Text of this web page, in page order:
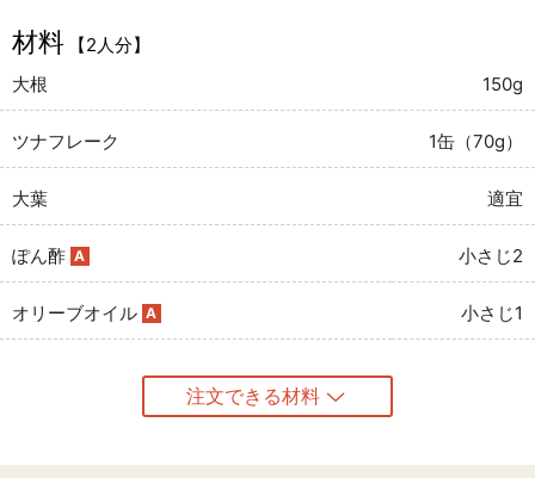
材料
【2人分】
大根
150g
ツナフレーク 1缶（70g）
大葉 適宜
ぽん酢 A 小さじ2
オリーブオイル A 小さじ1
注文できる材料